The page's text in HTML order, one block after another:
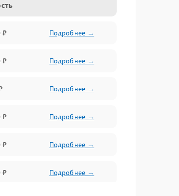
₽ Подробнее →
₽ Подробнее →
Подробнее →
₽ Подробнее →
₽ Подробнее →
₽ Подробнее →